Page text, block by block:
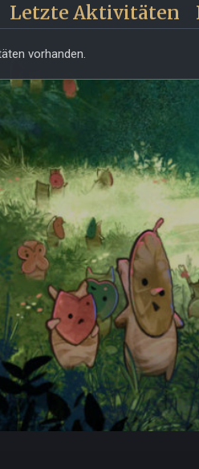
Letzte Aktivitäten
vorhanden.